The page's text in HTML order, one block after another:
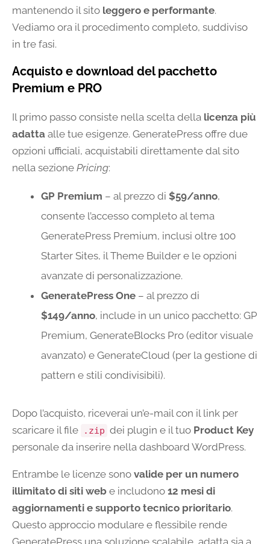
mantenendo il sito leggero e performante.
Vediamo ora il procedimento completo, suddiviso
in tre fasi.
Acquisto e download del pacchetto
Premium e PRO
Il primo passo consiste nella scelta della licenza più
adatta alle tue esigenze. GeneratePress offre due
opzioni ufficiali, acquistabili direttamente dal sito
nella sezione Pricing:
GP Premium – al prezzo di $59/anno,
consente l’accesso completo al tema
GeneratePress Premium, inclusi oltre 100
Starter Sites, il Theme Builder e le opzioni
avanzate di personalizzazione.
GeneratePress One – al prezzo di
$149/anno, include in un unico pacchetto: GP
Premium, GenerateBlocks Pro (editor visuale
avanzato) e GenerateCloud (per la gestione di
pattern e stili condivisibili).
Dopo l’acquisto, riceverai un’e-mail con il link per
scaricare il file
.zip dei plugin e il tuo Product Key
personale da inserire nella dashboard WordPress.
Entrambe le licenze sono valide per un numero
illimitato di siti web e includono 12 mesi di
aggiornamenti e supporto tecnico prioritario.
Questo approccio modulare e flessibile rende
GeneratePress una soluzione scalabile, adatta sia a